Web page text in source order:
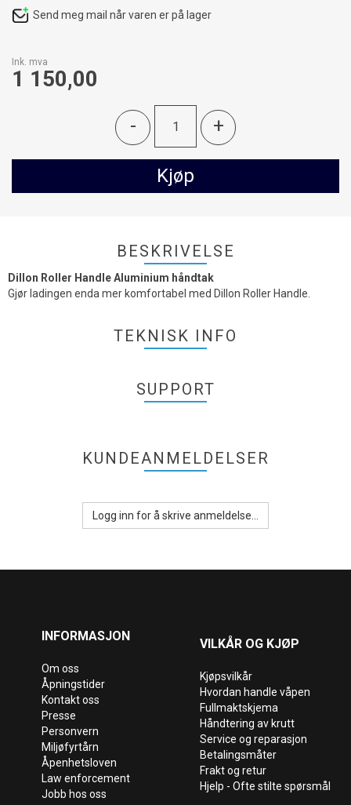
Ink. mva
1 150,00
- +
Kjøp
Send meg mail når varen er på lager
BESKRIVELSE
Dillon Roller Handle Aluminium håndtak
Gjør ladingen enda mer komfortabel med Dillon Roller Handle.
TEKNISK INFO
SUPPORT
KUNDEANMELDELSER
Logg inn for å skrive anmeldelse...
INFORMASJON
Om oss
Åpningstider
Kontakt oss
Presse
Personvern
Miljøfyrtårn
Åpenhetsloven
Law enforcement
Jobb hos oss
VILKÅR OG KJØP
Kjøpsvilkår
Hvordan handle våpen
Fullmaktskjema
Håndtering av krutt
Service og reparasjon
Betalingsmåter
Frakt og retur
Hjelp - Ofte stilte spørsmål